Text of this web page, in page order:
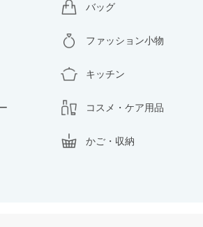
バッグ
ファッション小物
キッチン
コスメ・ケア用品
かご・収納